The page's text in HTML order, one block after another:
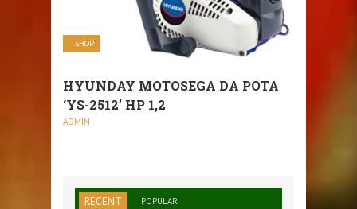
SHOP
HYUNDAY MOTOSEGA DA POTA
‘YS-2512’ HP 1,2
ADMIN
RECENT POPULAR